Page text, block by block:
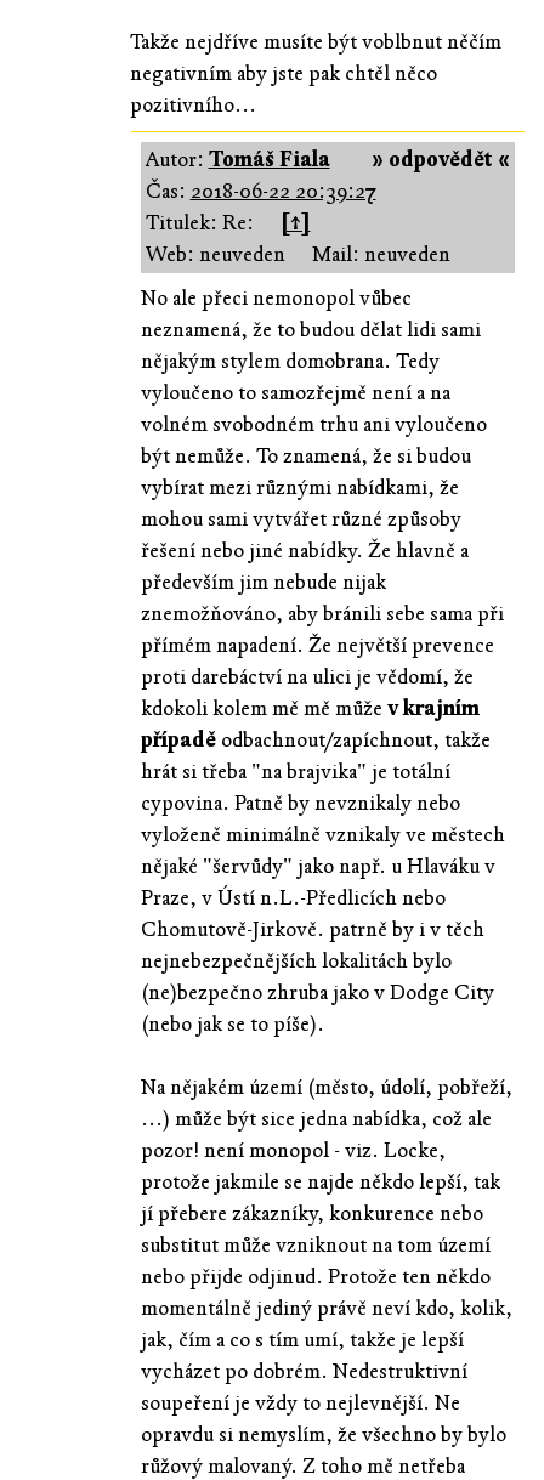
Takže nejdříve musíte být voblbnut něčím
negativním aby jste pak chtěl něco
pozitivního...
» odpovědět «
Autor: Tomáš Fiala
Čas: 2018-06-22 20:39:27
Titulek: Re:
[↑]
Web: neuveden
Mail: neuveden
No ale přeci nemonopol vůbec
neznamená, že to budou dělat lidi sami
nějakým stylem domobrana. Tedy
vyloučeno to samozřejmě není a na
volném svobodném trhu ani vyloučeno
být nemůže. To znamená, že si budou
vybírat mezi různými nabídkami, že
mohou sami vytvářet různé způsoby
řešení nebo jiné nabídky. Že hlavně a
především jim nebude nijak
znemožňováno, aby bránili sebe sama při
přímém napadení. Že největší prevence
proti darebáctví na ulici je vědomí, že
kdokoli kolem mě mě může v krajním
případěodbachnout/zapíchnout, takže
hrát si třeba "na brajvika" je totální
cypovina. Patně by nevznikaly nebo
vyloženě minimálně vznikaly ve městech
nějaké "šervůdy" jako např. u Hlaváku v
Praze, v Ústí n.L.-Předlicích nebo
Chomutově-Jirkově. patrně by i v těch
nejnebezpečnějších lokalitách bylo
(ne)bezpečno zhruba jako v Dodge City
(nebo jak se to píše).
Na nějakém území (město, údolí, pobřeží,
...) může být sice jedna nabídka, což ale
pozor! není monopol - viz. Locke,
protože jakmile se najde někdo lepší, tak
jí přebere zákazníky, konkurence nebo
substitut může vzniknout na tom území
nebo přijde odjinud. Protože ten někdo
momentálně jediný právě neví kdo, kolik,
jak, čím a co s tím umí, takže je lepší
vycházet po dobrém. Nedestruktivní
soupeření je vždy to nejlevnější. Ne
opravdu si nemyslím, že všechno by bylo
růžový malovaný. Z toho mě netřeba